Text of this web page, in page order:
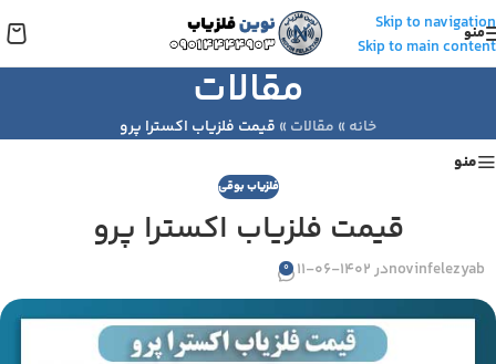
Skip to navigation
Skip to main content
منو
مقالات
خانه » مقالات » قیمت فلزیاب اکسترا پرو
منو
فلزیاب بوقی
قیمت فلزیاب اکسترا پرو
novinfelezyabدر 1402-06-11 0